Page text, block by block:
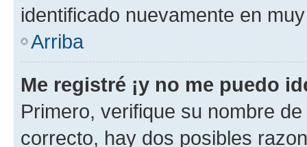
identificado nuevamente en
Arriba
Me registré ¡y no me puedo
Primero, verifique su nombre
correcto, hay dos posibles